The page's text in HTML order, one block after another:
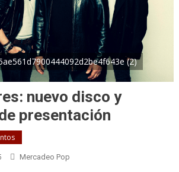
(2)
nuevo disco y
presentación
Mercadeo Pop